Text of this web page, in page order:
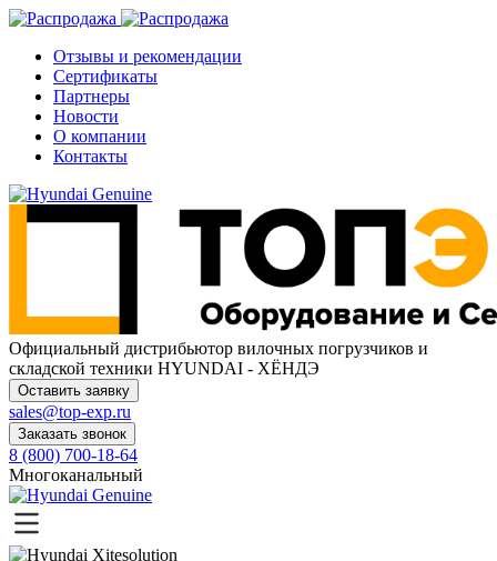
Отзывы и рекомендации
Сертификаты
Партнеры
Новости
О компании
Контакты
Официальный дистрибьютор вилочных погрузчиков и
складской техники HYUNDAI - ХЁНДЭ
Оставить заявку
sales@top-exp.ru
Заказать звонок
8 (800) 700-18-64
Многоканальный